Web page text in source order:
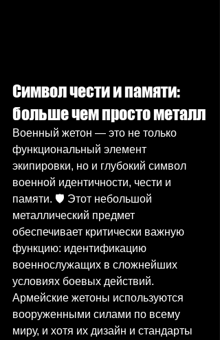
Символ чести и памяти:
больше чем просто металл
Военный жетон — это не только
функциональный элемент
экипировки, но и глубокий символ
военной идентичности, чести и
памяти. 🛡️ Этот небольшой
металлический предмет
обеспечивает критически важную
функцию: идентификацию
военнослужащих в сложнейших
условиях боевых действий.
Армейские жетоны используются
вооруженными силами по всему
миру, и хотя их дизайн и стандарты